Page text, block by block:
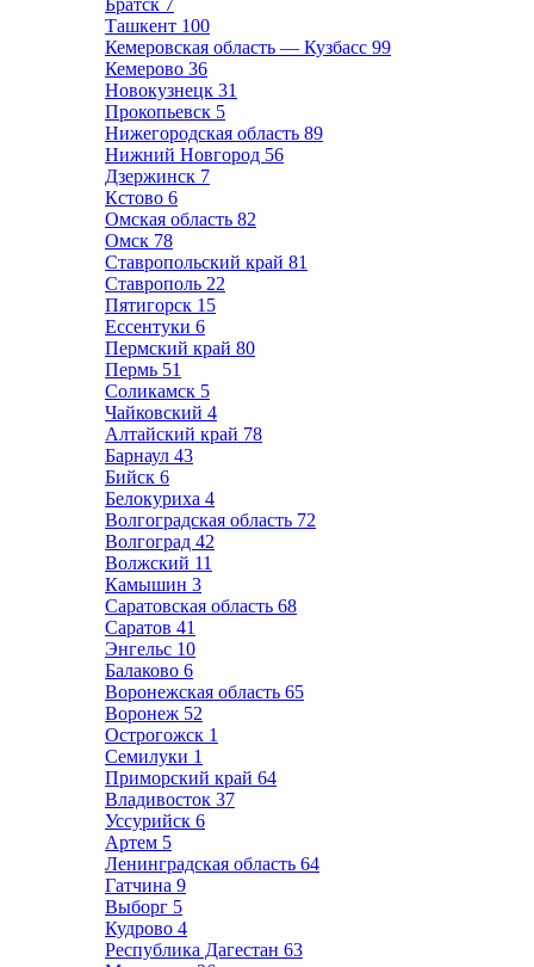
Братск 7
Ташкент 100
Кемеровская область — Кузбасс 99
Кемерово 36
Новокузнецк 31
Прокопьевск 5
Нижегородская область 89
Нижний Новгород 56
Дзержинск 7
Кстово 6
Омская область 82
Омск 78
Ставропольский край 81
Ставрополь 22
Пятигорск 15
Ессентуки 6
Пермский край 80
Пермь 51
Соликамск 5
Чайковский 4
Алтайский край 78
Барнаул 43
Бийск 6
Белокуриха 4
Волгоградская область 72
Волгоград 42
Волжский 11
Камышин 3
Саратовская область 68
Саратов 41
Энгельс 10
Балаково 6
Воронежская область 65
Воронеж 52
Острогожск 1
Семилуки 1
Приморский край 64
Владивосток 37
Уссурийск 6
Артем 5
Ленинградская область 64
Гатчина 9
Выборг 5
Кудрово 4
Республика Дагестан 63